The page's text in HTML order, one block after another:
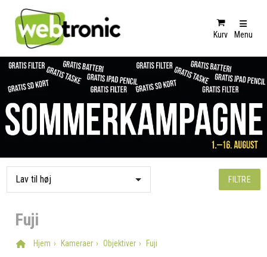
Kurv Menu
FILTRE
Fuji
Hjem Kameraer Objektiver Fuji